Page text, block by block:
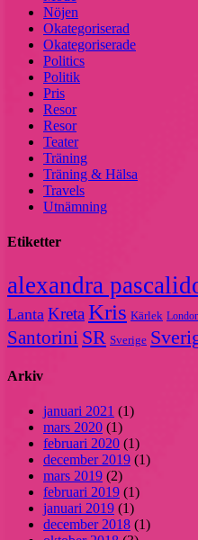
Nöjen
Okategoriserad
Okategoriserade
Politics
Politik
Pris
Resor
Resor
Teater
Träning
Träning & Hälsa
Travels
Utnämning
Etiketter
alexandra
Lanta Kreta Kris Kärlek
Santorini SR Sverige
Arkiv
januari 2021 (1)
mars 2020 (1)
februari 2020 (1)
december 2019 (1)
mars 2019 (2)
februari 2019 (1)
januari 2019 (1)
december 2018 (1)